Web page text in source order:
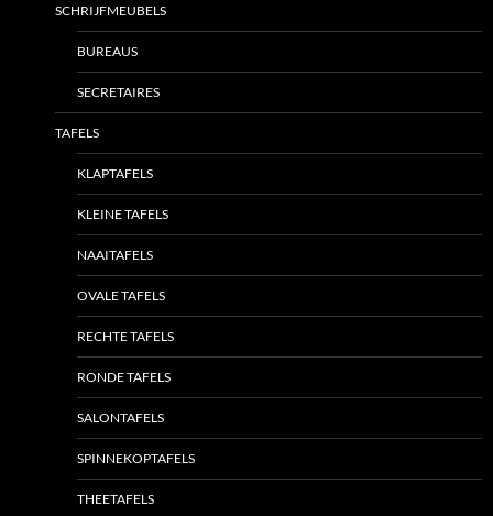
SCHRIJFMEUBELS
BUREAUS
SECRETAIRES
TAFELS
KLAPTAFELS
KLEINE TAFELS
NAAITAFELS
OVALE TAFELS
RECHTE TAFELS
RONDE TAFELS
SALONTAFELS
SPINNEKOPTAFELS
THEETAFELS